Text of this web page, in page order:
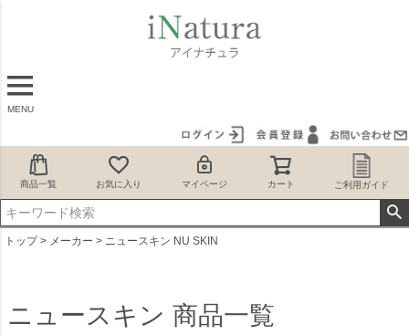
MENU
商品一覧 お気に入り マイページ カート ご利用ガイド
トップ メーカー ニュースキン NU SKIN
ニュースキン 商品一覧